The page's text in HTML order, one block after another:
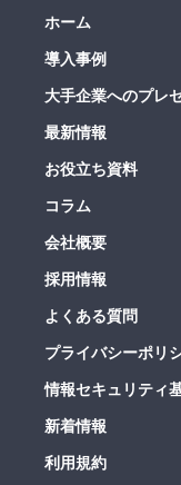
ホーム
導入事例
大手企業へのプレ
最新情報
お役立ち資料
コラム
会社概要
採用情報
よくある質問
プライバシーポリ
情報セキュリティ
新着情報
利用規約